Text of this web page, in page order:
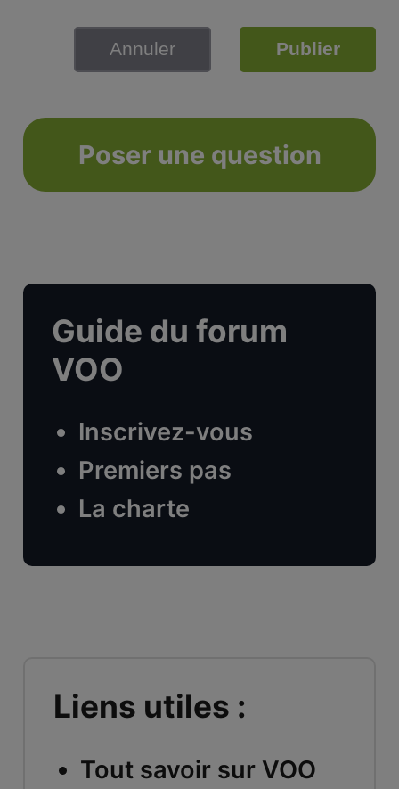
Annuler Publier
Poser une question
Guide du forum
VOO
Inscrivez-vous
Premiers pas
La charte
Liens utiles :
Tout savoir sur VOO